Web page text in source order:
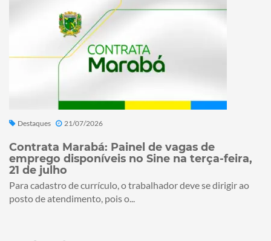
Destaques 21/07/2026
Contrata Marabá: Painel de vagas de
emprego disponíveis no Sine na terça-feira,
21 de julho
Para cadastro de currículo, o trabalhador deve se dirigir ao
posto de atendimento, pois o...